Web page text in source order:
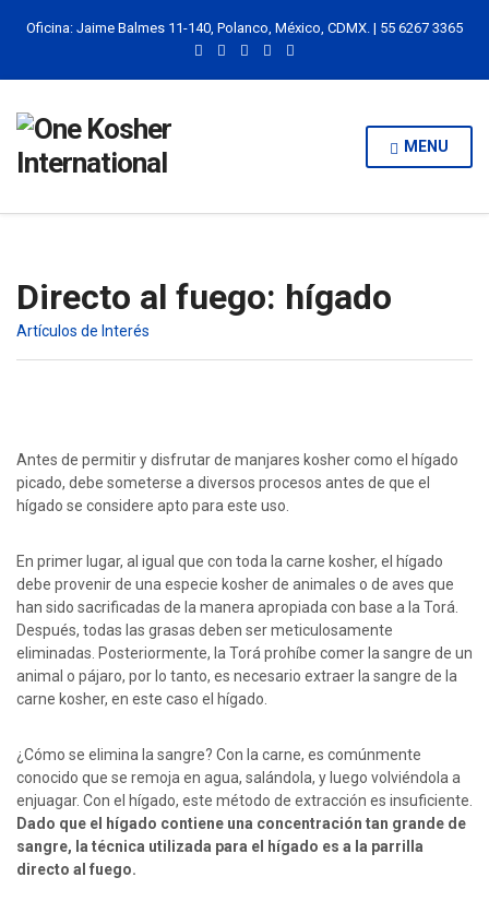
Oficina: Jaime Balmes 11-140, Polanco, México, CDMX. | 55 6267 3365
MENU
Directo al fuego: hígado
Artículos de Interés
Antes de permitir y disfrutar de manjares kosher como el hígado
picado, debe someterse a diversos procesos antes de que el
hígado se considere apto para este uso.
En primer lugar, al igual que con toda la carne kosher, el hígado
debe provenir de una especie kosher de animales o de aves que
han sido sacrificadas de la manera apropiada con base a la Torá.
Después, todas las grasas deben ser meticulosamente
eliminadas. Posteriormente, la Torá prohíbe comer la sangre de un
animal o pájaro, por lo tanto, es necesario extraer la sangre de la
carne kosher, en este caso el hígado.
¿Cómo se elimina la sangre? Con la carne, es comúnmente
conocido que se remoja en agua, salándola, y luego volviéndola a
enjuagar. Con el hígado, este método de extracción es insuficiente.
Dado que el hígado contiene una concentración tan grande de
sangre, la técnica utilizada para el hígado es a la parrilla
directo al fuego.